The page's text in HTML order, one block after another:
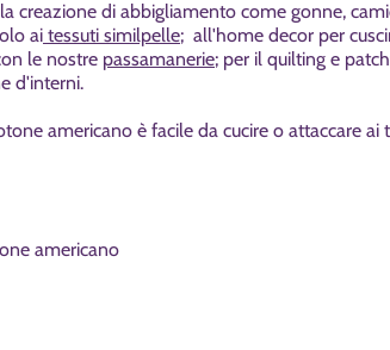
creazione di abbigliamento come gonne,
ai tessuti similpelle; all'home decor per
le nostre passamanerie; per il quilting e
d'interni.
americano è facile da cucire o attaccare
americano